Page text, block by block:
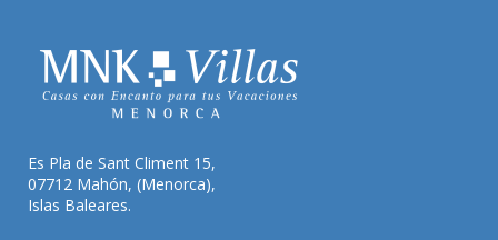
Es Pla de Sant Climent 15,
07712 Mahón, (Menorca),
Islas Baleares.